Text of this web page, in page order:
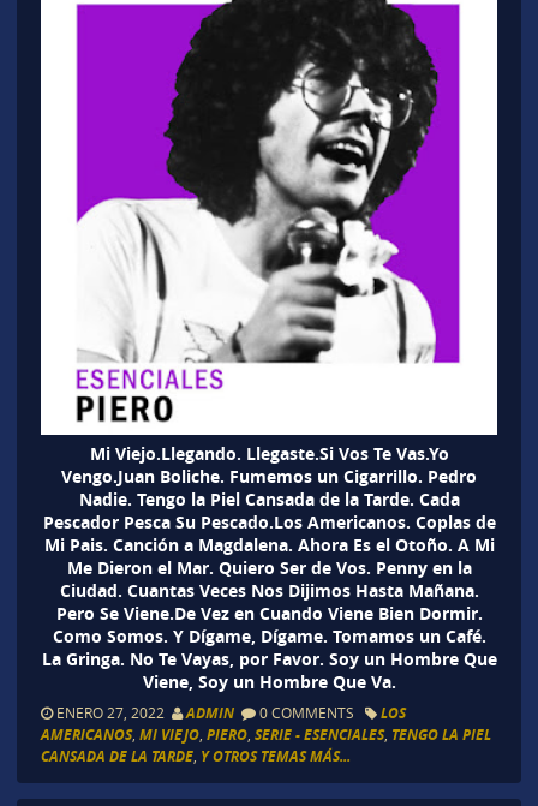
Mi Viejo.Llegando. Llegaste.Si Vos Te Vas.Yo
Vengo.Juan Boliche. Fumemos un Cigarrillo. Pedro
Nadie. Tengo la Piel Cansada de la Tarde. Cada
Pescador Pesca Su Pescado.Los Americanos. Coplas de
Mi Pais. Canción a Magdalena. Ahora Es el Otoño. A Mi
Me Dieron el Mar. Quiero Ser de Vos. Penny en la
Ciudad. Cuantas Veces Nos Dijimos Hasta Mañana.
Pero Se Viene.De Vez en Cuando Viene Bien Dormir.
Como Somos. Y Dígame, Dígame. Tomamos un Café.
La Gringa. No Te Vayas, por Favor. Soy un Hombre Que
Viene, Soy un Hombre Que Va.
ENERO 27, 2022 ADMIN 0 COMMENTS
LOS
AMERICANOS, MI VIEJO, PIERO, SERIE - ESENCIALES, TENGO LA PIEL
CANSADA DE LA TARDE, Y OTROS TEMAS MÁS...